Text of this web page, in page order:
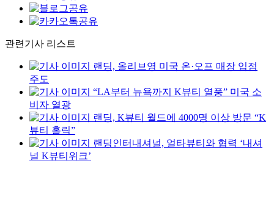
관련기사 리스트
랜딩, 올리브영 미국 온·오프 매장 입점
주도
“LA부터 뉴욕까지 K뷰티 열풍” 미국 소
비자 열광
랜딩, K뷰티 월드에 4000명 이상 방문 “K
뷰티 홀릭”
랜딩인터내셔널, 얼타뷰티와 협력 ‘내셔
널 K뷰티위크’